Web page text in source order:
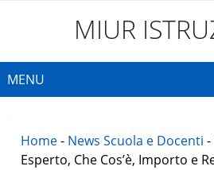
MIUR
MENU
Home- News Scuola e Docenti -
Esperto, Che Cos’è, Importo e